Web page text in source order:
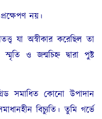
নয়।
যা অস্বীকার করেছিল তা
ও জন্মচিহ্ন দ্বারা পুষ্ট
সমাধিত কোনো উপাদান
বিচ্যুতি। তুমি গর্ভে